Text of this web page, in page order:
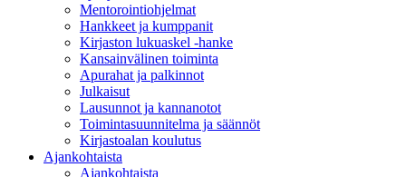
Mentorointi­ohjelmat
Hankkeet ja kumppanit
Kirjaston lukuaskel -hanke
Kansainvälinen toiminta
Apurahat ja palkinnot
Julkaisut
Lausunnot ja kannanotot
Toimintasuunnitelma ja säännöt
Kirjastoalan koulutus
Ajankohtaista
Ajankohtaista